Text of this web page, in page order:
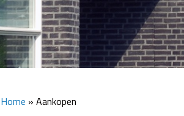
Home » Aankopen